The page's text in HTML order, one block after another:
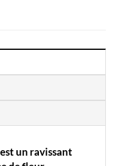
un ravissant